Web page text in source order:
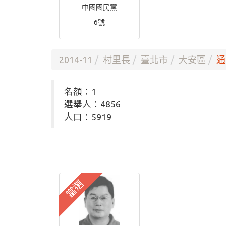
中國國民黨
6號
2014-11 村里長 臺北市 大安區
名額：1
選舉人：4856
人口：5919
當選